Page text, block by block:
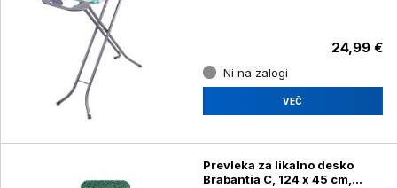
24,99 €
Ni na zalogi
VEČ
Prevleka za likalno desko
Brabantia C, 124 x 45 cm,